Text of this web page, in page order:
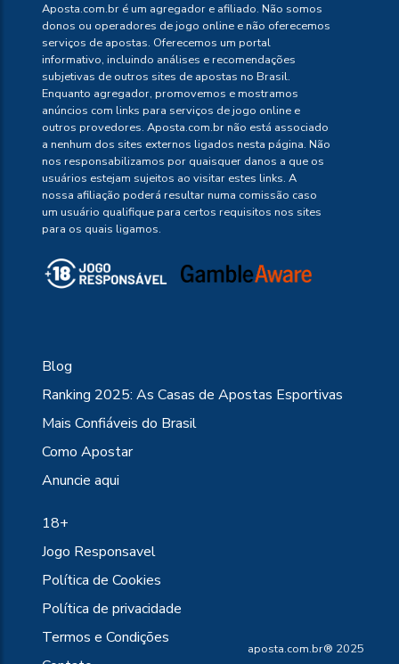
Aposta.com.br é um agregador e afiliado. Não somos
donos ou operadores de jogo online e não oferecemos
serviços de apostas. Oferecemos um portal
informativo, incluindo análises e recomendações
subjetivas de outros sites de apostas no Brasil.
Enquanto agregador, promovemos e mostramos
anúncios com links para serviços de jogo online e
outros provedores. Aposta.com.br não está associado
a nenhum dos sites externos ligados nesta página. Não
nos responsabilizamos por quaisquer danos a que os
usuários estejam sujeitos ao visitar estes links. A
nossa afiliação poderá resultar numa comissão caso
um usuário qualifique para certos requisitos nos sites
para os quais ligamos.
Blog
Ranking 2025: As Casas de Apostas Esportivas
Mais Confiáveis do Brasil
Como Apostar
Anuncie aqui
18+
Jogo Responsavel
Política de Cookies
Política de privacidade
Termos e Condições
aposta.com.br® 2025